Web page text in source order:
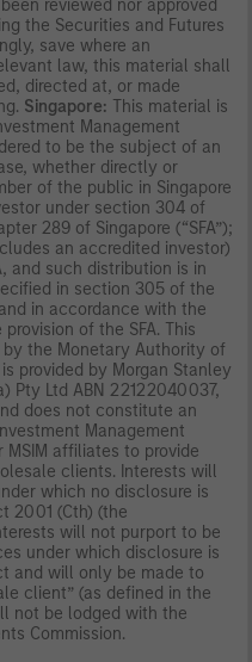
reviewed nor approved
the Securities and Futures
save where an
law, this material shall
directed at, or made
Singapore: This material is
Management
to be the subject of an
whether directly or
of the public in Singapore
under section 304 of
289 of Singapore (“SFA”);
an accredited investor)
and such distribution is in
in section 305 of the
in accordance with the
of the SFA. This
the Monetary Authority of
provided by Morgan Stanley
Pty Ltd ABN 22122040037,
does not constitute an
Management
affiliates to provide
clients. Interests will
which no disclosure is
2001 (Cth) (the
will not purport to be
under which disclosure is
and will only be made to
client” (as defined in the
not be lodged with the
Commission.